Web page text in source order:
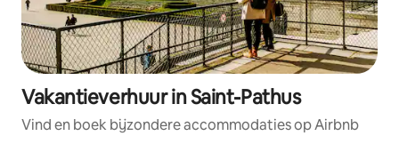
Vakantieverhuur in Saint-Pathus
Vind en boek bijzondere accommodaties op Airbnb